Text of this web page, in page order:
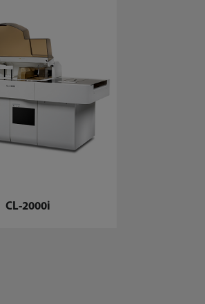
CL-2000i